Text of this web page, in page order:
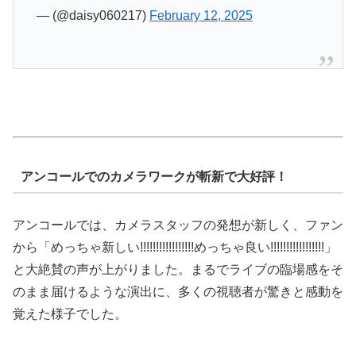
— (@daisy060217) February 12, 2025
アンコールでのカメラワークが斬新で大好評！
アンコールでは、カメラスタッフの発想が新しく、ファン
から「めっちゃ新しい!!!!!!!!!!!!!!!!!めっちゃ良い!!!!!!!!!!!!!!!!!」
と大絶賛の声が上がりました。まるでライブの臨場感をそ
のまま届けるような演出に、多くの視聴者が驚きと感動を
覚えた様子でした。